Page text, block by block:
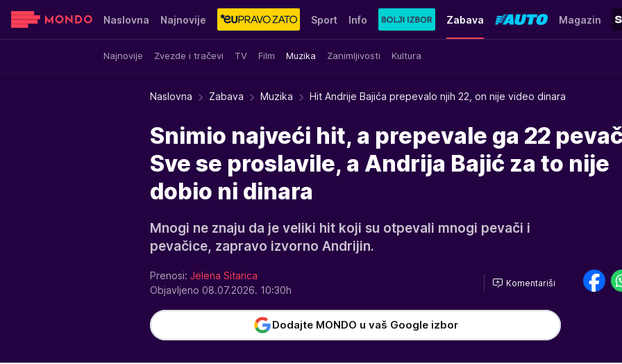
Naslovna Najnovije Sport Info Zabava
Najnovije Zvezde i tračevi TV Film Muzika Zanimljivosti Kultura
Magazin
Sensa Stvar ukusa Yumama
Naslovna Zabava Muzika Hit Andrije Bajića prepevalo njih 22, on nije video dinara
Snimio najveći hit, a prepevale ga 22
Sve se proslavile, a Andrija Bajić za to nije
dobio ni dinara
Mnogi ne znaju da je veliki hit koji su otpevali mnogi pevači i
pevačice, zapravo izvorno Andrijin.
Prenosi: Jelena Sitarica
Objavljeno 08.07.2026. 10:30h
Komentariši
Dodajte MONDO u vaš Google izbor